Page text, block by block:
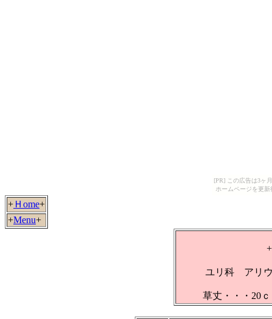
[PR] この広告は3ヶ
ホームページを更
+ Ｈome+
+Menu+
ユリ科 アリウ
草丈・・・20